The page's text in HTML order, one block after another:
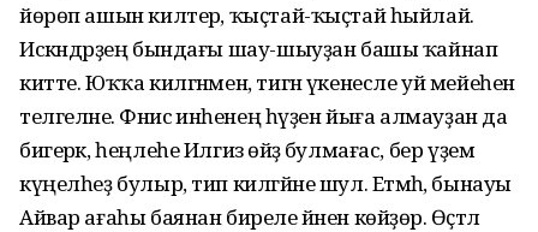
йөрөп ашын килтерә, ҡыҫтай-ҡыҫтай һыйлай.
Искәндәрҙең бындағы шау-шыуҙан башы ҡайнап
китте. Юҡҡа килгәнмен, тигән үкенесле уй мейеһен
телгеләне. Фәнисә инәһенең һүҙен йыға алмауҙан да
бигерәк, һеңлеһе Илгизә өйҙә булмағас, бер үҙемә
күңелһеҙ булыр, тип килгәйне шул. Етмәһә, бынауы
Айвар ағаһы баянан биреле йәнен көйҙөрә. Өҫтәл